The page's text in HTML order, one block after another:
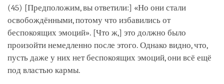
(45) [Предположим, вы ответили:] «Но они стали
освобождёнными, потому что избавились от
беспокоящих эмоций». [Что ж,] это должно было
произойти немедленно после этого. Однако видно, что,
пусть даже у них нет беспокоящих эмоций, они всё ещё
под властью кармы.